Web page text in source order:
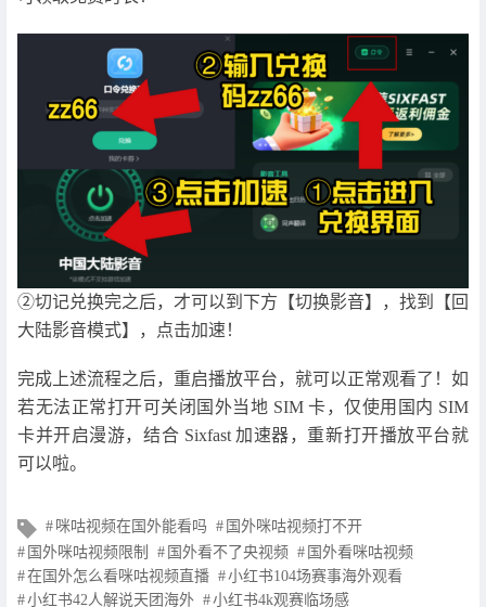
②切记兑换完之后，才可以到下方【切换影音】，找到【回
大陆影音模式】，点击加速！
完成上述流程之后，重启播放平台，就可以正常观看了！如
若无法正常打开可关闭国外当地 SIM 卡，仅使用国内 SIM
卡并开启漫游，结合 Sixfast 加速器，重新打开播放平台就
可以啦。
文
章
标
签
咪咕视频在国外能看吗
国外咪咕视频打不开
国外咪咕视频限制
国外看不了央视频
国外看咪咕视频
在国外怎么看咪咕视频直播
小红书104场赛事海外观看
小红书42人解说天团海外
小红书4k观赛临场感